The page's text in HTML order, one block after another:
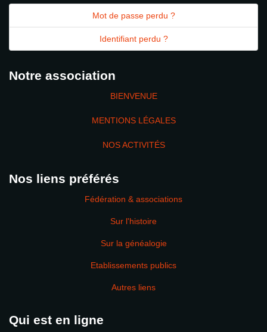
Mot de passe perdu ?
Identifiant perdu ?
Notre association
BIENVENUE
MENTIONS LÉGALES
NOS ACTIVITÉS
Nos liens préférés
Fédération & associations
Sur l'histoire
Sur la généalogie
Etablissements publics
Autres liens
Qui est en ligne